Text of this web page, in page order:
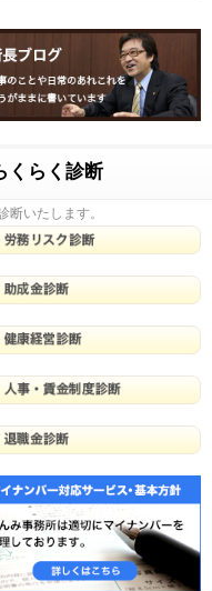
くらく診断
断いたします。